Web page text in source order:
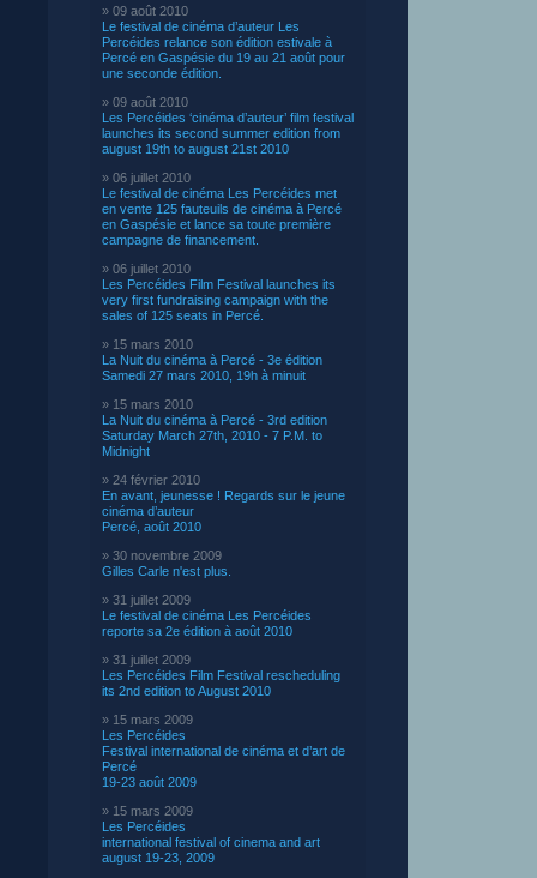
» 09 août 2010
Le festival de cinéma d’auteur Les
Percéides relance son édition estivale à
Percé en Gaspésie du 19 au 21 août pour
une seconde édition.
» 09 août 2010
Les Percéides ‘cinéma d’auteur’ film festival
launches its second summer edition from
august 19th to august 21st 2010
» 06 juillet 2010
Le festival de cinéma Les Percéides met
en vente 125 fauteuils de cinéma à Percé
en Gaspésie et lance sa toute première
campagne de financement.
» 06 juillet 2010
Les Percéides Film Festival launches its
very first fundraising campaign with the
sales of 125 seats in Percé.
» 15 mars 2010
La Nuit du cinéma à Percé - 3e édition
Samedi 27 mars 2010, 19h à minuit
» 15 mars 2010
La Nuit du cinéma à Percé - 3rd edition
Saturday March 27th, 2010 - 7 P.M. to
Midnight
» 24 février 2010
En avant, jeunesse ! Regards sur le jeune
cinéma d’auteur
Percé, août 2010
» 30 novembre 2009
Gilles Carle n'est plus.
» 31 juillet 2009
Le festival de cinéma Les Percéides
reporte sa 2e édition à août 2010
» 31 juillet 2009
Les Percéides Film Festival rescheduling
its 2nd edition to August 2010
» 15 mars 2009
Les Percéides
Festival international de cinéma et d’art de
Percé
19-23 août 2009
» 15 mars 2009
Les Percéides
international festival of cinema and art
august 19-23, 2009